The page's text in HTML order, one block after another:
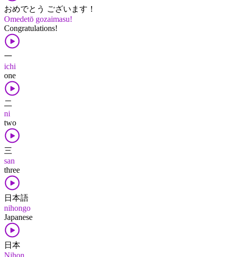
おめでとう ございます！
Omedetō gozaimasu!
Congratulations!
一
ichi
one
二
ni
two
三
san
three
日本語
nihongo
Japanese
日本
Nihon